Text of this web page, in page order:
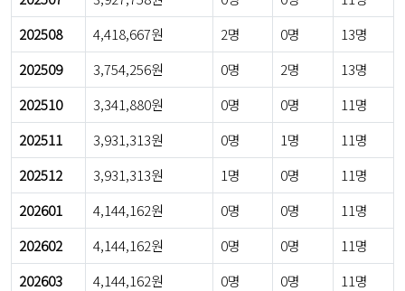
202508
4,418,667원 2명 0명
13명
202509
3,754,256원 0명 2명
13명
202510
3,341,880원 0명 0명
11명
202511
3,931,313원 0명 1명
11명
202512
3,931,313원 1명 0명
11명
202601
4,144,162원 0명 0명
11명
202602
4,144,162원 0명 0명
11명
202603
4,144,162원 0명 0명
11명